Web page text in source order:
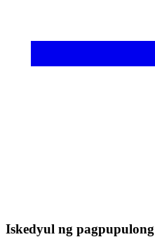
Iskedyul ng pagpupulong